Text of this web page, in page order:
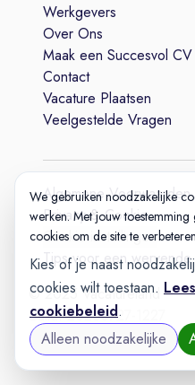
Werkgevers
Over Ons
Maak een Succesvol CV
Contact
Vacature Plaatsen
Veelgestelde Vragen
© 2025 Vacatureland
Build:20260727-1227
Algemene Voorwaarden
Privacy & Cookie
Cookie-instellingen
Tips voor een wervende
We gebruiken noodzakelijke
werken. Met jouw
cookies om de site te
Kies of je naast
cookies wilt toestaan.
cookiebeleid.
Alleen noodzakelijke